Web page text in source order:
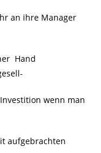
an ihre Manager
Hand
wenn man
aufgebrachten